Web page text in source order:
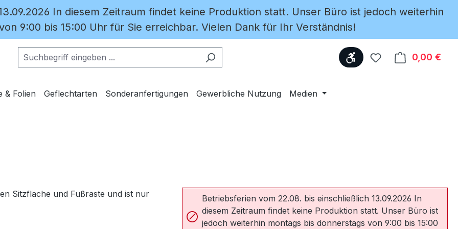
In diesem Zeitraum findet keine Produktion statt. Unser Büro ist jedoch weiterhin
9:00 bis 15:00 Uhr für Sie erreichbar. Vielen Dank für Ihr Verständnis!
Werkzeugleiste anzeigen
Du hast 00,00 €
& Folien Geflechtarten Sonderanfertigungen Gewerbliche Nutzung Medien
Betriebsferien vom 22.08. bis einschließlich 13.09.2026 In
diesem Zeitraum findet keine Produktion statt. Unser Büro ist
jedoch weiterhin montags bis donnerstags von 9:00 bis 15:00